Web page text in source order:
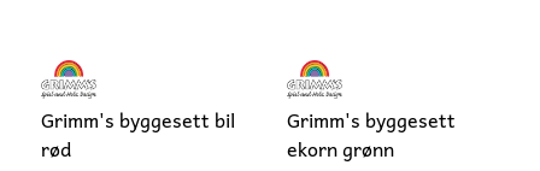
Grimm's byggesett bil
rød
Grimm's byggesett
ekorn grønn